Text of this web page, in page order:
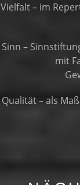
Vielfalt – im
Sinn –
mit
Qualität – als